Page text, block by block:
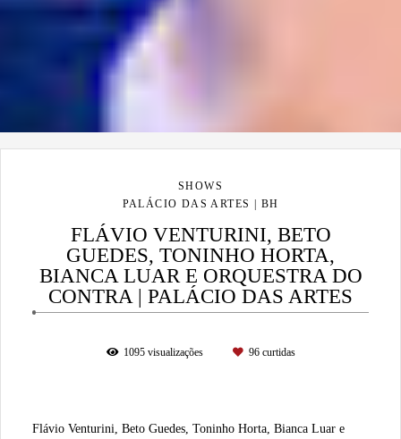
SHOWS
PALÁCIO DAS ARTES | BH
FLÁVIO VENTURINI, BETO
GUEDES, TONINHO HORTA,
BIANCA LUAR E ORQUESTRA DO
CONTRA | PALÁCIO DAS ARTES
1095visualizações 96curtidas
Flávio Venturini, Beto Guedes, Toninho Horta, Bianca Luar e